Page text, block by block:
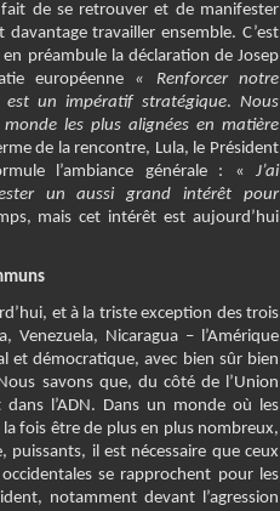
de se retrouver et de manifester
davantage travailler ensemble. C’est
préambule la déclaration de Josep
européenne « Renforcer notre
un impératif stratégique. Nous
les plus alignées en matière
de la rencontre, Lula, le Président
l’ambiance générale : « J’ai
un aussi grand intérêt pour
mais cet intérêt est aujourd’hui
et à la triste exception des trois
Nicaragua – l’Amérique
et démocratique, avec bien sûr bien
savons que, du côté de l’Union
l’ADN. Dans un monde où les
fois être de plus en plus nombreux,
il est nécessaire que ceux
se rapprochent pour les
notamment devant l’agression